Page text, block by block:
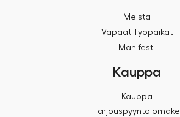
Meistä
Vapaat Työpaikat
Manifesti
Kauppa
Kauppa
Tarjouspyyntölomake